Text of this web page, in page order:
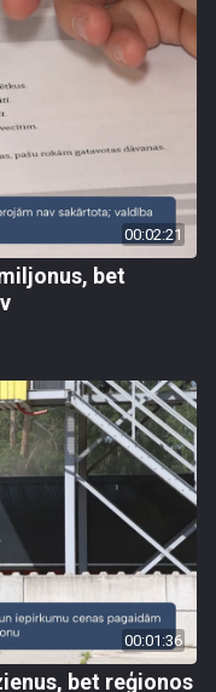
00:02:21
bet
00:01:36
bet reģionos